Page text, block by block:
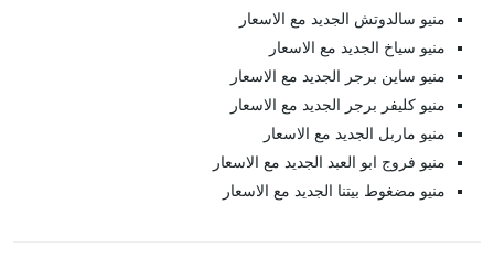
منيو سالدوتش الجديد مع الاسعار
منيو سياخ الجديد مع الاسعار
منيو ساين برجر الجديد مع الاسعار
منيو كليفر برجر الجديد مع الاسعار
منيو ماربل الجديد مع الاسعار
منيو فروج ابو العبد الجديد مع الاسعار
منيو مضغوط بيتنا الجديد مع الاسعار